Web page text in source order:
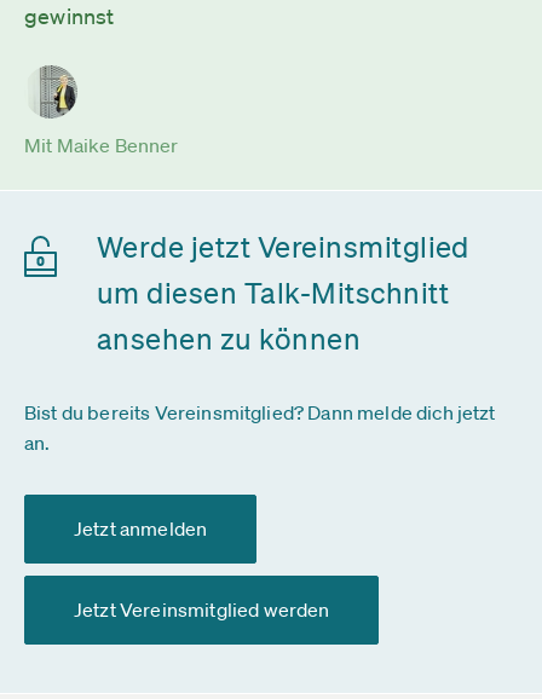
gewinnst
Mit Maike Benner
Werde jetzt Vereinsmitglied
um diesen Talk-Mitschnitt
ansehen zu können
Bist du bereits Vereinsmitglied? Dann melde dich jetzt
an.
Jetzt anmelden
Jetzt Vereinsmitglied werden